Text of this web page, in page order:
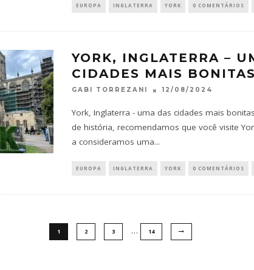
EUROPA INGLATERRA YORK 0 COMENTÁRIOS
YORK, INGLATERRA –
CIDADES MAIS
GABI TORREZANI 12/08/2024
York, Inglaterra - uma das cidades mais
de história, recomendamos que você visite
a consideramos uma...
EUROPA INGLATERRA YORK 0 COMENTÁRIOS
1 2 3 … 14